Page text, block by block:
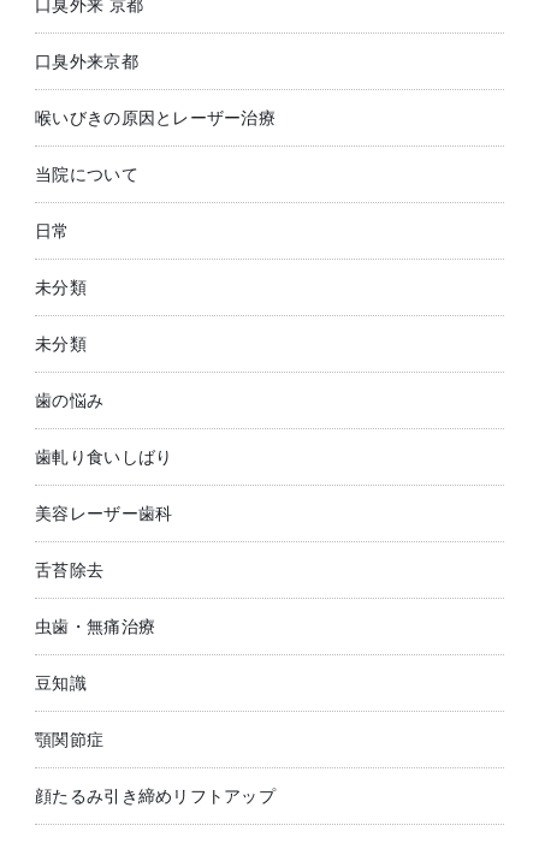
口臭外来 京都
口臭外来京都
喉いびきの原因とレーザー治療
当院について
日常
未分類
未分類
歯の悩み
歯軋り食いしばり
美容レーザー歯科
舌苔除去
虫歯・無痛治療
豆知識
顎関節症
顔たるみ引き締めリフトアップ